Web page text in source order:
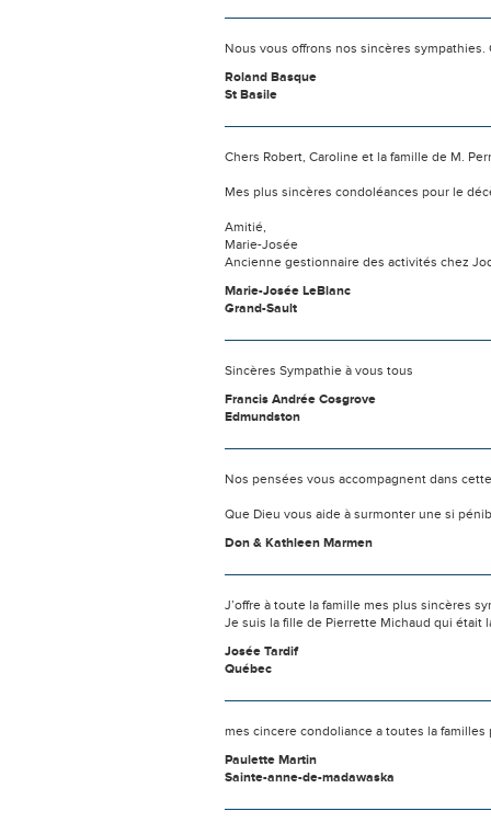
Nous vous offrons nos sincères sympathies.
Roland Basque
St Basile
Chers Robert, Caroline et la famille de M.
Mes plus sincères condoléances pour le
Amitié,
Marie-Josée
Ancienne gestionnaire des activités chez
Marie-Josée LeBlanc
Grand-Sault
Sincères Sympathie à vous tous
Francis Andrée Cosgrove
Edmundston
Nos pensées vous accompagnent dans
Que Dieu vous aide à surmonter une si
Don & Kathleen Marmen
J’offre à toute la famille mes plus sincères
Je suis la fille de Pierrette Michaud qui était
Josée Tardif
Québec
mes cincere condoliance a toutes la familles
Paulette Martin
Sainte-anne-de-madawaska